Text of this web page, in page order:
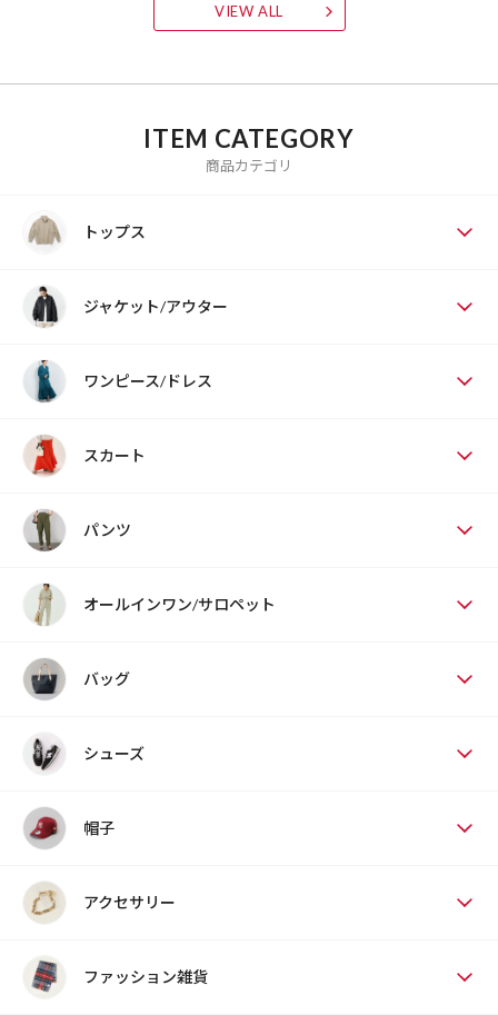
VIEW ALL
ITEM CATEGORY
商品カテゴリ
トップス
ジャケット/アウター
ワンピース/ドレス
スカート
パンツ
オールインワン/サロペット
バッグ
シューズ
帽子
アクセサリー
ファッション雑貨